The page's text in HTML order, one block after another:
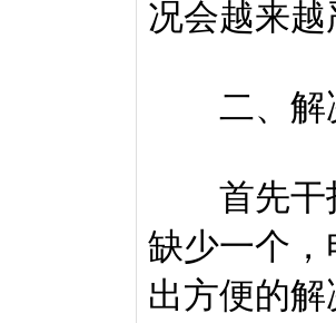
况会越来越
二、解
首先干扰
缺少一个
出方便的